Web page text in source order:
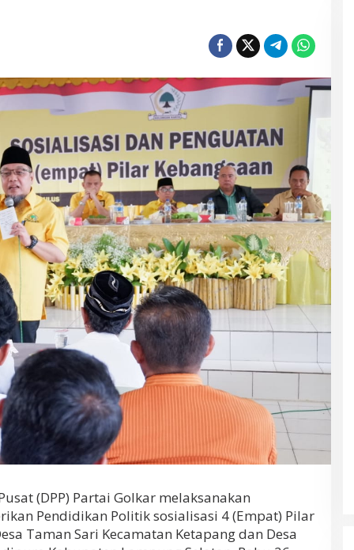
(DPP) Partai Golkar melaksanakan
Pendidikan Politik sosialisasi 4 (Empat) Pilar
Taman Sari Kecamatan Ketapang dan Desa